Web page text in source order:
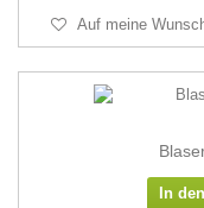
Auf meine
In